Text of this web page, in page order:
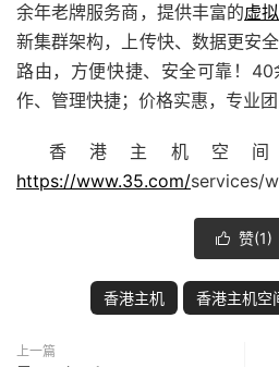
余年老牌服务商，提供丰富的虚
新集群架构，上传快、数据更安
路由，方便快捷、安全可靠！
作、管理快捷；价格实惠，专业
香港主机空
https://www.35.com/services/
 赞(1)
香港主机 香港主机空
上一篇